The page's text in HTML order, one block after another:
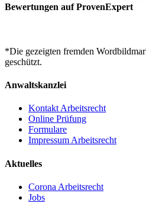
Bewertungen auf ProvenExpert
*Die gezeigten fremden
geschützt.
Anwaltskanzlei
Kontakt Arbeitsrecht
Online Prüfung
Formulare
Impressum Arbeitsrecht
Aktuelles
Corona Arbeitsrecht
Jobs